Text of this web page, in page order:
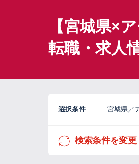
【宮城県×
転職・求人
選択条件 宮城県／
検索条件を変更